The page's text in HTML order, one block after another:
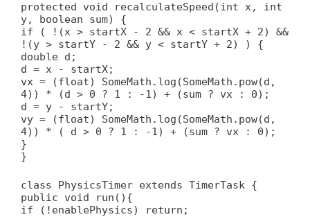
protected void recalculateSpeed(int x, int
y, boolean sum) {
if ( !(x > startX - 2 && x < startX + 2) &&
!(y > startY - 2 && y < startY + 2) ) {
double d;
d = x - startX;
vx = (float) SomeMath.log(SomeMath.pow(d,
4)) * (d > 0 ? 1 : -1) + (sum ? vx : 0);
d = y - startY;
vy = (float) SomeMath.log(SomeMath.pow(d,
4)) * ( d > 0 ? 1 : -1) + (sum ? vx : 0);
}
}
class PhysicsTimer extends TimerTask {
public void run(){
if (!enablePhysics) return;